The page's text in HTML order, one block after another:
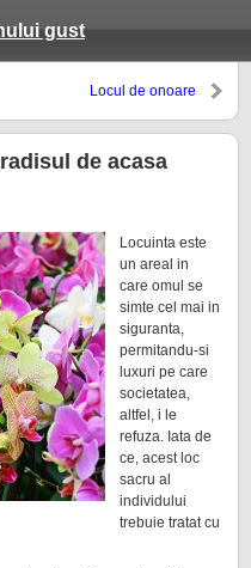
gust
Locul de onoare
de acasa
Locuinta este
un areal in
care omul se
simte cel mai in
siguranta,
permitandu-si
luxuri pe care
societatea,
altfel, i le
refuza. Iata de
ce, acest loc
sacru al
individului
trebuie tratat cu